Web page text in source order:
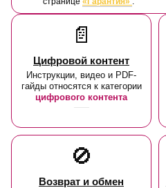
📄
Цифровой контент
Инструкции, видео и PDF-
гайды относятся к категории
цифрового контента
🚫
Возврат и обмен